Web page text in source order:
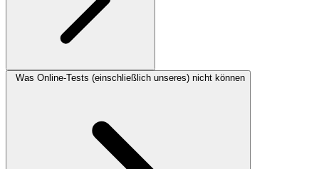
Was Online-Tests (einschließlich unseres) nicht können